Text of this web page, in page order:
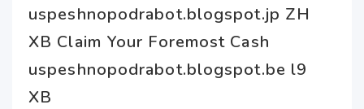
uspeshnopodrabot.blogspot.jp ZH
XB Claim Your Foremost Cash
uspeshnopodrabot.blogspot.be l9
XB